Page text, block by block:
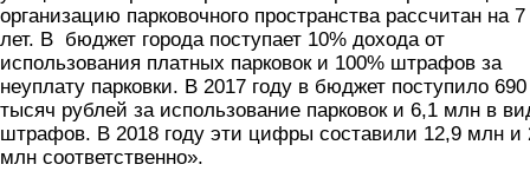
организацию парковочного пространства рассчитан на 7
лет. В бюджет города поступает 10% дохода от
использования платных парковок и 100% штрафов за
неуплату парковки. В 2017 году в бюджет поступило 690
тысяч рублей за использование парковок и 6,1 млн в
штрафов. В 2018 году эти цифры составили 12,9 млн и
млн соответственно».